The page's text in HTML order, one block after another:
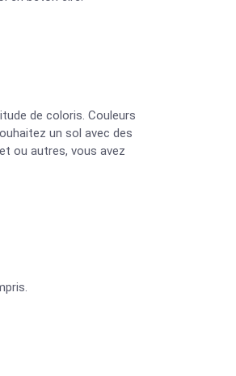
de coloris. Couleurs
un sol avec des
ou autres, vous avez